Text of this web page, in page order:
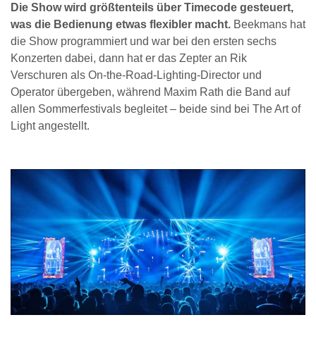
Die Show wird größtenteils über Timecode gesteuert,
was die Bedienung etwas flexibler macht. Beekmans hat
die Show programmiert und war bei den ersten sechs
Konzerten dabei, dann hat er das Zepter an Rik
Verschuren als On-the-Road-Lighting-Director und
Operator übergeben, während Maxim Rath die Band auf
allen Sommerfestivals begleitet – beide sind bei The Art of
Light angestellt.